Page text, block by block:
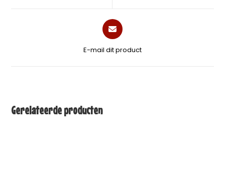
E-mail dit product
Gerelateerde producten